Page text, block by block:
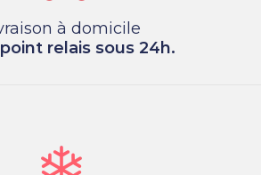
à domicile
relais sous 24h.